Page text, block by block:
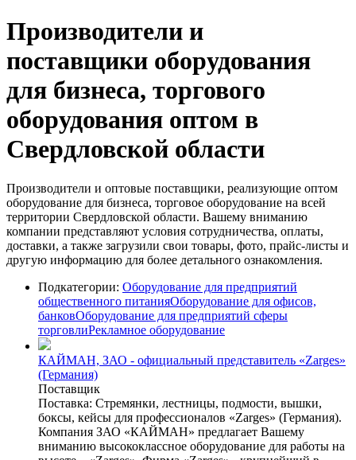
Производители и
поставщики оборудования
для бизнеса, торгового
оборудования оптом в
Свердловской области
Производители и оптовые поставщики, реализующие оптом
оборудование для бизнеса, торговое оборудование на всей
территории Свердловской области. Вашему вниманию
компании представляют условия сотрудничества, оплаты,
доставки, а также загрузили свои товары, фото, прайс-листы и
другую информацию для более детального ознакомления.
Подкатегории: Оборудование для предприятий
общественного питанияОборудование для офисов,
банковОборудование для предприятий сферы
торговлиРекламное оборудование
КАЙМАН, ЗАО - официальный представитель «Zarges»
(Германия)
Поставщик
Поставка: Стремянки, лестницы, подмости, вышки,
боксы, кейсы для профессионалов «Zarges» (Германия).
Компания ЗАО «КАЙМАН» предлагает Вашему
вниманию высококлассное оборудование для работы на